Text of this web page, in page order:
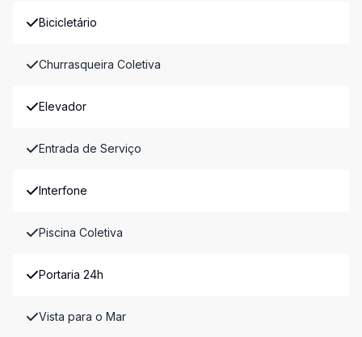
Bicicletário
Churrasqueira Coletiva
Elevador
Entrada de Serviço
Interfone
Piscina Coletiva
Portaria 24h
Vista para o Mar